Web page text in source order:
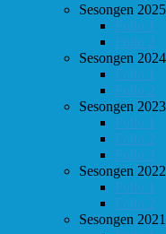
Sesongen
Follo 1
Follo 2
Sesongen
Follo 1
Follo 2
Sesongen
Follo 1
Follo 2
Follo 3
Sesongen
Follo 1
Follo 2
Sesongen